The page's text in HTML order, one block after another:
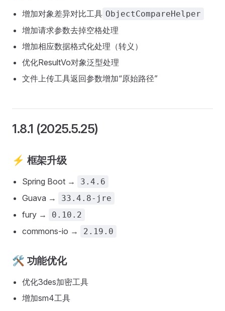
增加对象差异对比工具 ObjectCompareHelper
增加请求参数去掉空格处理
增加相应数据格式化处理（转义）
优化ResultVo对象泛型处理
文件上传工具返回参数增加“原始路径”
1.8.1 (2025.5.25)
⚡ 框架升级
Spring Boot → 3.4.6
Guava → 33.4.8-jre
fury → 0.10.2
commons-io → 2.19.0
🛠️ 功能优化
优化3des加密工具
增加sm4工具